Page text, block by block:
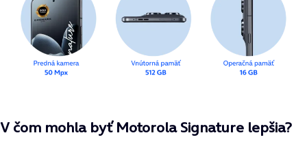
V čom mohla byť Motorola Signature lepšia?